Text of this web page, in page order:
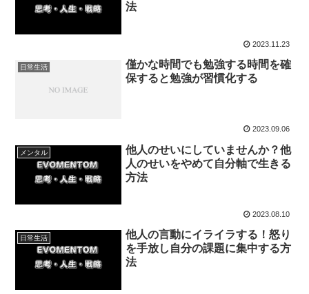
法
2023.11.23
日常生活
僅かな時間でも勉強する時間を確
保すると勉強が習慣化する
2023.09.06
メンタル
他人のせいにしていませんか？他
人のせいをやめて自分軸で生きる
方法
2023.08.10
日常生活
他人の言動にイライラする！怒り
を手放し自分の課題に集中する方
法